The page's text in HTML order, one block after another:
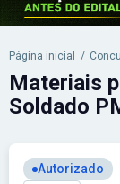
Página inicial /
Autorizado
Materiais
Soldado